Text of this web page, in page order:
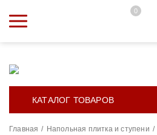
0
КАТАЛОГ ТОВАРОВ
Главная / Напольная плитка и ступени /